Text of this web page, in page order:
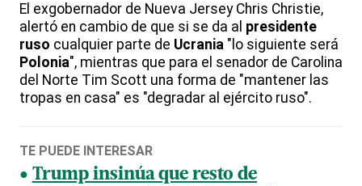
El exgobernador de Nueva Jersey Chris Christie,
alertó en cambio de que si se da al presidente
ruso cualquier parte de Ucrania "lo siguiente será
Polonia", mientras que para el senador de Carolina
del Norte Tim Scott una forma de "mantener las
tropas en casa" es "degradar al ejército ruso".
TE PUEDE INTERESAR
Trump insinúa que resto de